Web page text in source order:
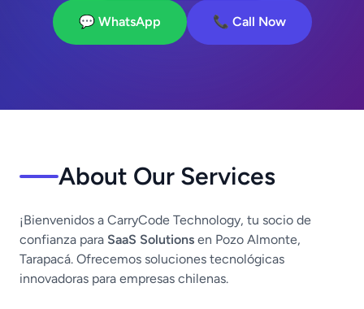
💬 WhatsApp 📞 Call Now
About Our Services
¡Bienvenidos a CarryCode Technology, tu socio de
confianza para SaaS Solutions en Pozo Almonte,
Tarapacá. Ofrecemos soluciones tecnológicas
innovadoras para empresas chilenas.